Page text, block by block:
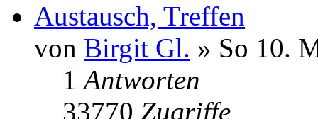
Austausch, Treffen
von Birgit Gl. » So 10.
1Antworten
33770 Zugriffe